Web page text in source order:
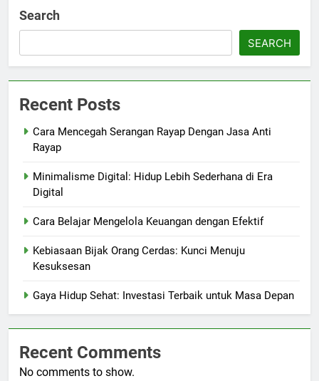
Search
SEARCH
Recent Posts
Cara Mencegah Serangan Rayap Dengan Jasa Anti
Rayap
Minimalisme Digital: Hidup Lebih Sederhana di Era
Digital
Cara Belajar Mengelola Keuangan dengan Efektif
Kebiasaan Bijak Orang Cerdas: Kunci Menuju
Kesuksesan
Gaya Hidup Sehat: Investasi Terbaik untuk Masa Depan
Recent Comments
No comments to show.